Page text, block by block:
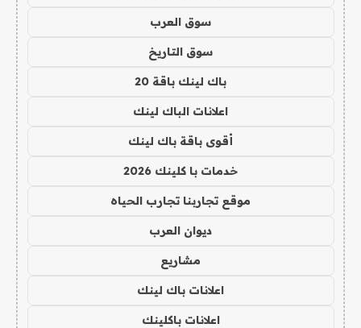
سوق العرب
سوق التاريخ
باك لينك باقة 20
اعلانات الباك لينك
أقوى باقة باك لينك
خدمات با كلينك 2026
موقع تجاربنا تجارب الحياه
ديوان العرب
مشاريع
اعلانات باك لينك
اعلانات باكلينك